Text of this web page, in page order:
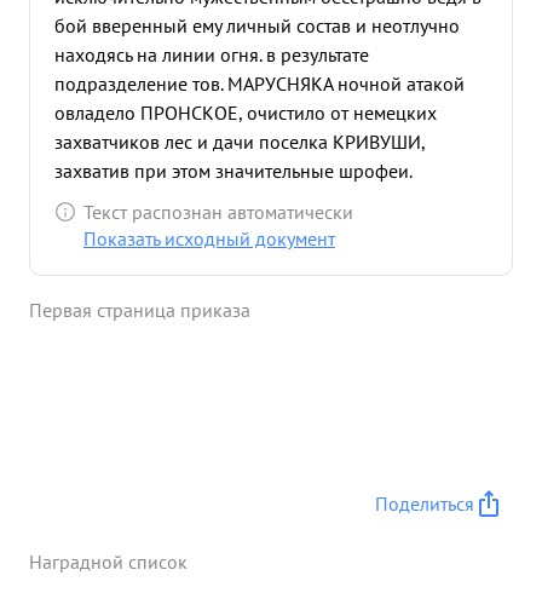
бой вверенный ему личный состав и неотлучно
находясь на линии огня. в результате
подразделение тов. МАРУСНЯКА ночной атакой
овладело ПРОНСКОЕ, очистило от немецких
захватчиков лес и дачи поселка КРИВУШИ,
захватив при этом значительные шрофеи.
Батальон овладел важными высотами на левом
берегу реки Москва и прочно занял оборону.
боях покозал льз мужественным и и отважным
Текст распознан автоматически
Показать исходный документ
Первая страница приказа
Поделиться
Наградной список